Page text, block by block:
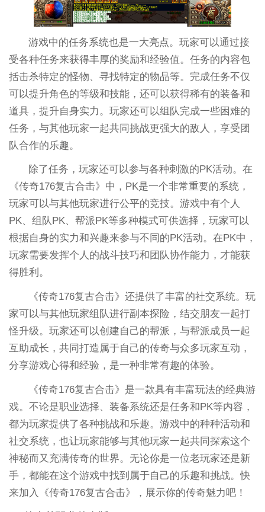
游戏中的任务系统也是一大亮点。玩家可以通过接
受各种任务来获得丰厚的奖励和经验值。任务的内容包
括击杀特定的怪物、寻找特定的物品等。完成任务不仅
可以提升角色的等级和技能，还可以获得稀有的装备和
道具，提升自身实力。玩家还可以组队完成一些困难的
任务，与其他玩家一起共同挑战更强大的敌人，享受团
队合作的乐趣。
除了任务，玩家还可以参与各种刺激的PK活动。在
《传奇176复古合击》中，PK是一个非常重要的系统，
玩家可以与其他玩家进行公平的竞技。游戏中有个人
PK、组队PK、帮派PK等多种模式可供选择，玩家可以
根据自身的实力和兴趣来参与不同的PK活动。在PK中，
玩家需要发挥个人的战斗技巧和团队协作能力，才能获
得胜利。
《传奇176复古合击》还提供了丰富的社交系统。玩
家可以与其他玩家组队进行副本探险，结交朋友一起打
怪升级。玩家还可以创建自己的帮派，与帮派成员一起
互助成长，共同打造属于自己的传奇与众多玩家互动，
分享游戏心得和经验，是一种非常有趣的体验。
《传奇176复古合击》是一款具有丰富玩法的经典游
戏。不论是职业选择、装备系统还是任务和PK等内容，
都为玩家提供了各种挑战和乐趣。游戏中的种种活动和
社交系统，也让玩家能够与其他玩家一起共同探索这个
神秘而又充满传奇的世界。无论你是一位老玩家还是新
手，都能在这个游戏中找到属于自己的乐趣和挑战。快
来加入《传奇176复古合击》，展示你的传奇魅力吧！